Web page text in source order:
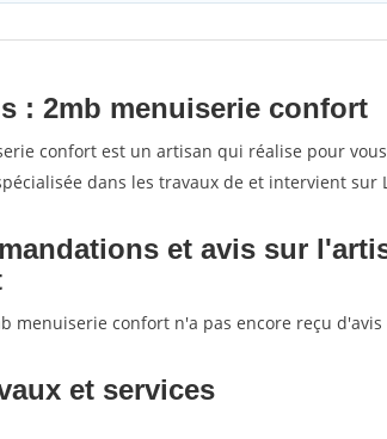
: 2mb menuiserie confort
confort est un artisan qui réalise pour
dans les travaux de et intervient sur
et avis sur
menuiserie confort n'a pas encore reçu d'avis
et services